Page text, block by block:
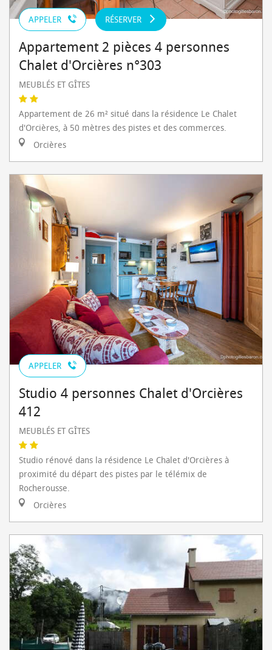
APPELER RÉSERVER
Appartement 2 pièces 4 personnes
Chalet d'Orcières n°303
MEUBLÉS ET GÎTES
Appartement de 26 m² situé dans la résidence Le Chalet
d'Orcières, à 50 mètres des pistes et des commerces.
Orcières
APPELER
Studio 4 personnes Chalet d'Orcières
412
MEUBLÉS ET GÎTES
Studio rénové dans la résidence Le Chalet d'Orcières à
proximité du départ des pistes par le télémix de
Rocherousse.
Orcières